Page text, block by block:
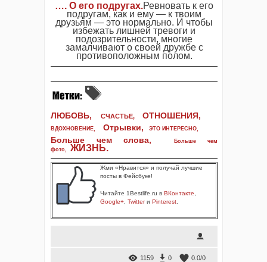
…. О его подругах.Ревновать к его
подругам, как и ему — к твоим
друзьям — это нормально. И чтобы
избежать лишней тревоги и
подозрительности, многие
замалчивают о своей дружбе с
противоположным полом.
ЛЮБОВЬ, СЧАСТЬЕ, ОТНОШЕНИЯ,
ВДОХНОВЕНИЕ, Отрывки, ЭТО ИНТЕРЕСНО,
Больше чем слова,
Больше чем
фото, ЖИЗНЬ.
Жми «Нравится» и получай лучшие
посты в Фейсбуке!
Читайте 1Bestlife.ru в ВКонтакте
Google+ Twitterи Pinterest
1159 0 0.0/0